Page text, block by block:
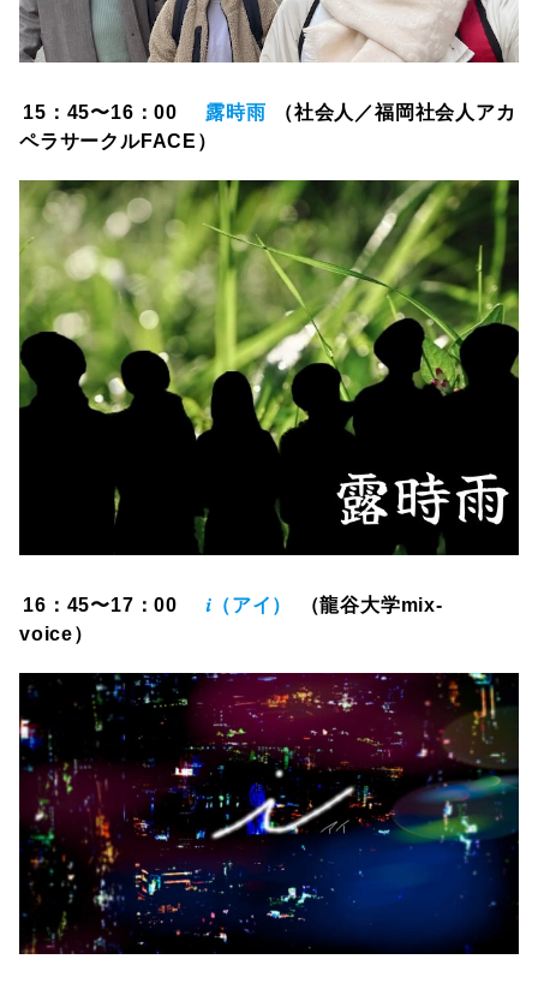
15：45〜16：00 露時雨
（社会人／福岡社会人アカ
ペラサークルFACE）
16：45〜17：00 𝑖（アイ）
（龍谷大学mix-
voice）